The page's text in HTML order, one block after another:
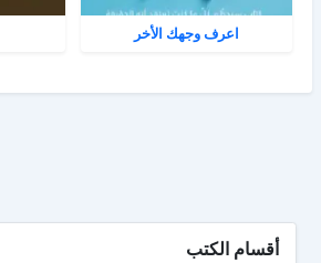
اعرف وجهك الأخر
أقسام الكتب